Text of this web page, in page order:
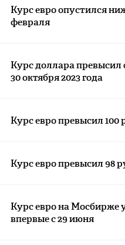
Курс евро опустился
февраля
Курс доллара превысил
30 октября 2023 года
Курс евро превысил 100
Курс евро превысил 98
Курс евро на Мосбирже
впервые с 29 июня